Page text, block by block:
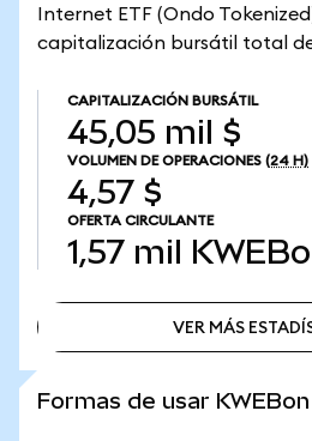
Internet ETF (Ondo
capitalización bursátil total
CAPITALIZACIÓN BURSÁTIL
45,05 mil $
VOLUMEN DE OPERACIONES (24 H)
4,57 $
OFERTA CIRCULANTE
1,57 mil
VER MÁS
Formas de usar